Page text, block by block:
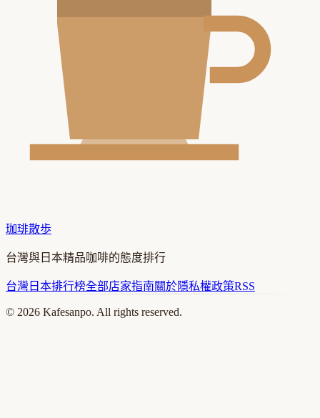
珈琲散歩
台灣與日本精品咖啡的態度排行
台灣 日本排行榜全部店家指南關於隱私權政策RSS
© 2026 Kafesanpo. All rights reserved.